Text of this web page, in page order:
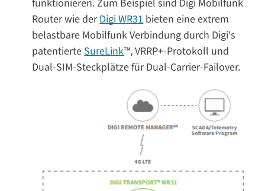
funktionieren. Zum Beispiel sind Digi Mobilfunk
Router wie derDigi WR31 bieten eine extrem
belastbare Mobilfunk Verbindung durch Digi's
patentierte SureLink™, VRRP+-Protokoll und
Dual-SIM-Steckplätze für Dual-Carrier-Failover.